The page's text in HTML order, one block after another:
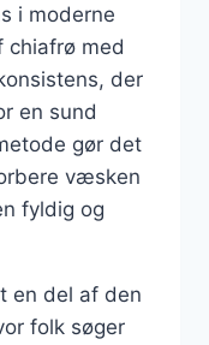
i moderne
chiafrø med
der
en sund
gør det
væsken
fyldig og
en del af den
folk søger